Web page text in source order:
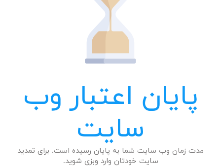
پایان اعتبار وب
سایت
مدت زمان وب سایت شما به پایان رسیده است. برای تمدید
سایت خودتان وارد وبزی شوید.